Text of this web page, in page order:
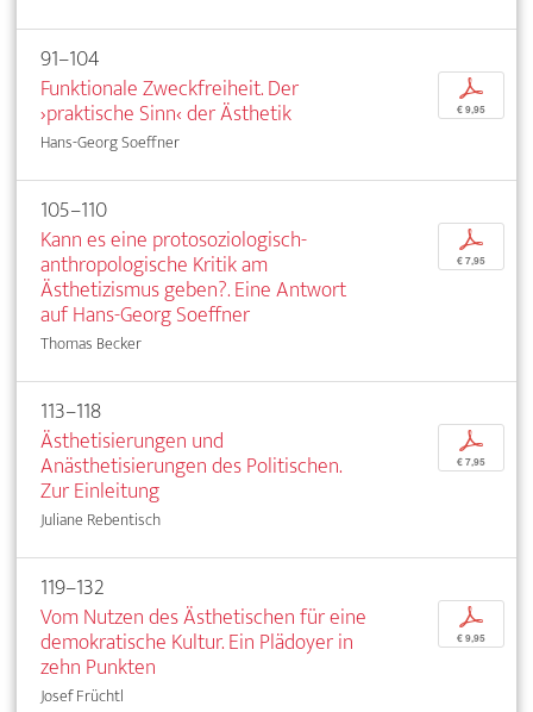
91–104
Funktionale Zweckfreiheit. Der
›praktische Sinn‹ der Ästhetik
Hans-Georg Soeffner
p
€ 9,95
105–110
Kann es eine protosoziologisch-
anthropologische Kritik am
Ästhetizismus geben?. Eine Antwort
auf Hans-Georg Soeffner
Thomas Becker
p
€ 7,95
113–118
Ästhetisierungen und
Anästhetisierungen des Politischen.
Zur Einleitung
Juliane Rebentisch
p
€ 7,95
119–132
Vom Nutzen des Ästhetischen für eine
demokratische Kultur. Ein Plädoyer in
zehn Punkten
Josef Früchtl
p
€ 9,95